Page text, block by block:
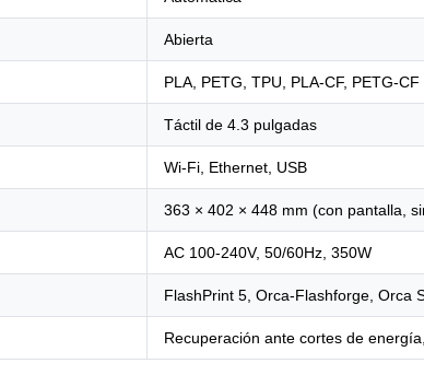
Abierta
PLA, PETG, TPU, PLA-CF, PETG-CF
Táctil de 4.3 pulgadas
Wi-Fi, Ethernet, USB
363 × 402 × 448 mm (con pantalla,
AC 100-240V, 50/60Hz, 350W
FlashPrint 5, Orca-Flashforge, Orca
Recuperación ante cortes de